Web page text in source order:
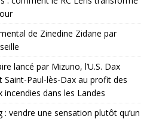
de Zinedine Zidane par
lancé par Mizuno, l’U.S. Dax
Saint-Paul-lès-Dax au profit des
dans les Landes
: vendre une sensation plutôt qu’un